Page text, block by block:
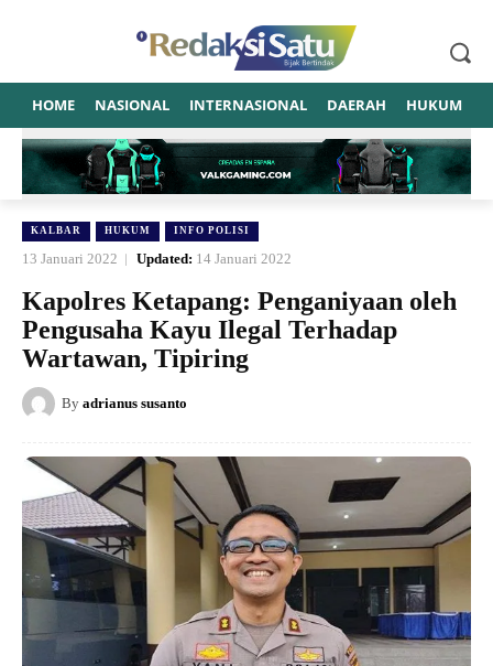
HOME NASIONAL INTERNASIONAL DAERAH HUKUM
KALBAR HUKUM INFO POLISI
13 Januari 2022 Updated: 14 Januari 2022
Kapolres Ketapang: Penganiyaan oleh
Pengusaha Kayu Ilegal Terhadap
Wartawan, Tipiring
By adrianus susanto